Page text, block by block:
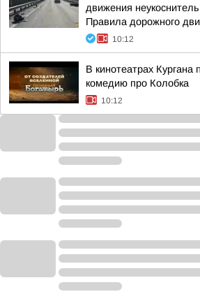
движения
Правила дорожного
10:12
В кинотеатрах
комедию про Колобка
10:12